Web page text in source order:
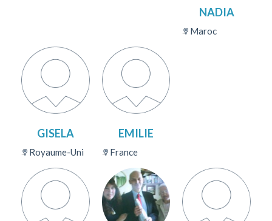
NADIA
Maroc
GISELA
Royaume-Uni
EMILIE
France